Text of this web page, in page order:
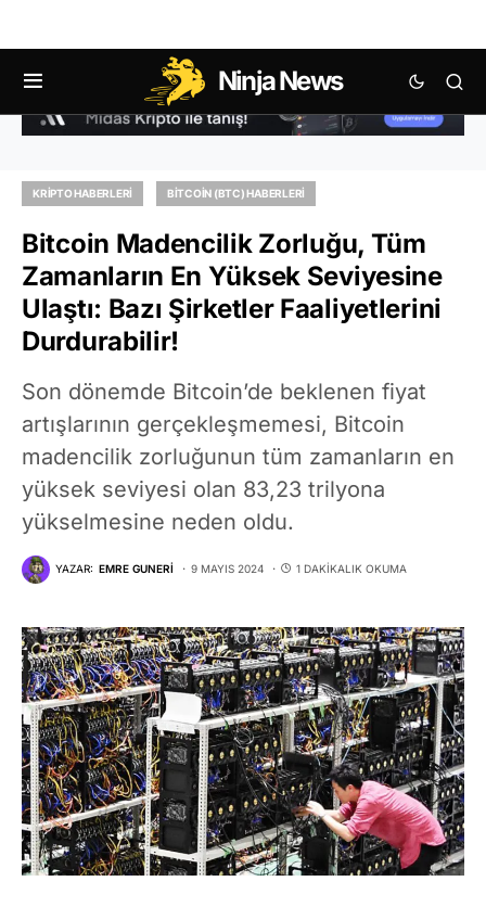
Ninja News
KRIPTO HABERLERI BITCOIN (BTC) HABERLERI
Bitcoin Madencilik Zorluğu, Tüm
Zamanların En Yüksek Seviyesine
Ulaştı: Bazı Şirketler Faaliyetlerini
Durdurabilir!
Son dönemde Bitcoin’de beklenen fiyat
artışlarının gerçekleşmemesi, Bitcoin
madencilik zorluğunun tüm zamanların en
yüksek seviyesi olan 83,23 trilyona
yükselmesine neden oldu.
YAZAR: EMRE GUNERI 9 MAYIS 2024 1 DAKIKALIK OKUMA